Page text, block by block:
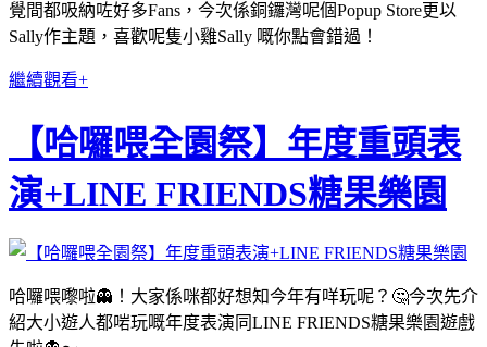
覺間都吸納咗好多Fans，今次係銅鑼灣呢個Popup Store更以
Sally作主題，喜歡呢隻小雞Sally 嘅你點會錯過！
繼續觀看+
【哈囉喂全園祭】年度重頭表
演+LINE FRIENDS糖果樂園
哈囉喂嚟啦👻！大家係咪都好想知今年有咩玩呢？🤔今次先介
紹大小遊人都啱玩嘅年度表演同LINE FRIENDS糖果樂園遊戲